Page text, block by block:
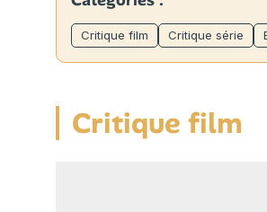
Critique film Critique série
Critique film